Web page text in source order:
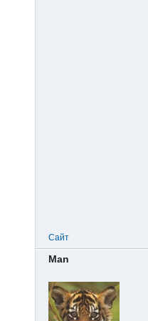
Сайт
Man